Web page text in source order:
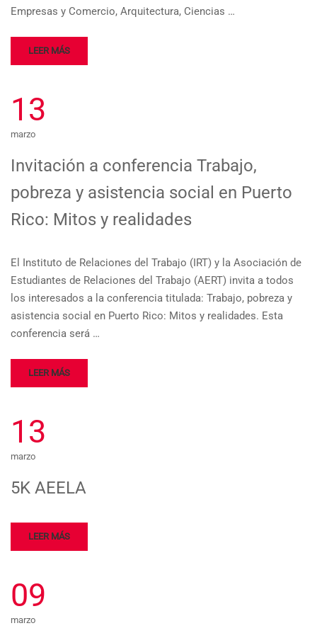
Empresas y Comercio, Arquitectura, Ciencias …
LEER MÁS
13
marzo
Invitación a conferencia Trabajo,
pobreza y asistencia social en Puerto
Rico: Mitos y realidades
El Instituto de Relaciones del Trabajo (IRT) y la Asociación de
Estudiantes de Relaciones del Trabajo (AERT) invita a todos
los interesados a la conferencia titulada: Trabajo, pobreza y
asistencia social en Puerto Rico: Mitos y realidades. Esta
conferencia será …
LEER MÁS
13
marzo
5K AEELA
LEER MÁS
09
marzo